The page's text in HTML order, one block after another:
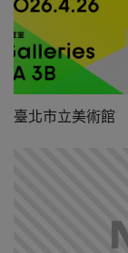
臺北市立美術館